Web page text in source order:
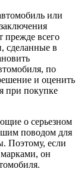
или
прежде всего
сделанные в
по
и оценить
при покупке
о серьезном
поводом для
Поэтому, если
он